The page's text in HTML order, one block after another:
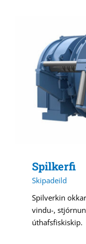
Spilkerfi
Skipadeild
Spilverkin
vindu-,
úthafsfiskiskip.